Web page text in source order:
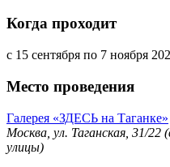
Когда проходит
с 15 сентября по 7 ноября
Место проведения
Галерея «ЗДЕСЬ на Таганке»
Москва, ул. Таганская, 31/22
улицы)